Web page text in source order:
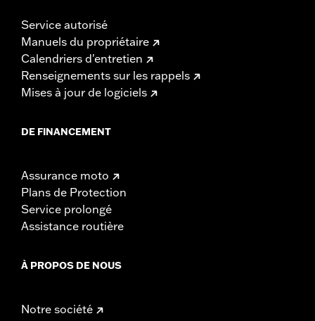
Service autorisé
Manuels du propriétaire
Calendriers d'entretien
Renseignements sur les rappels
Mises à jour de logiciels
DE FINANCEMENT
Assurance moto
Plans de Protection
Service prolongé
Assistance routière
À PROPOS DE NOUS
Notre société